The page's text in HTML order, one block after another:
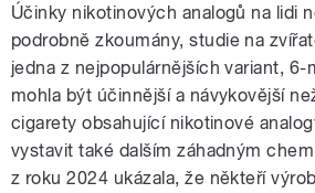
Účinky nikotinových analogů na lidi
podrobně zkoumány, studie na
jedna z nejpopulárnějších variant,
mohla být účinnější a návykovější
cigarety obsahující nikotinové
vystavit také dalším záhadným
z roku 2024 ukázala, že někteří